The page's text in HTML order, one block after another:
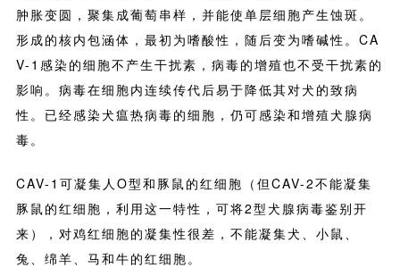
肿胀变圆，聚集成葡萄串样，并能使单层细胞产生蚀斑。
形成的核内包涵体，最初为嗜酸性，随后变为嗜碱性。CA
V-1感染的细胞不产生干扰素，病毒的增殖也不受干扰素的
影响。病毒在细胞内连续传代后易于降低其对犬的致病
性。已经感染犬瘟热病毒的细胞，仍可感染和增殖犬腺病
毒。
CAV-1可凝集人O型和豚鼠的红细胞（但CAV-2不能凝集
豚鼠的红细胞，利用这一特性，可将2型犬腺病毒鉴别开
来），对鸡红细胞的凝集性很差，不能凝集犬、小鼠、
兔、绵羊、马和牛的红细胞。